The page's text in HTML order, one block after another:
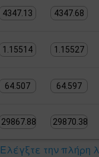
4347.13 4347.68
1.15514 1.15527
64.507 64.597
29867.88 29870.38
Ελέγξτε την πλήρη